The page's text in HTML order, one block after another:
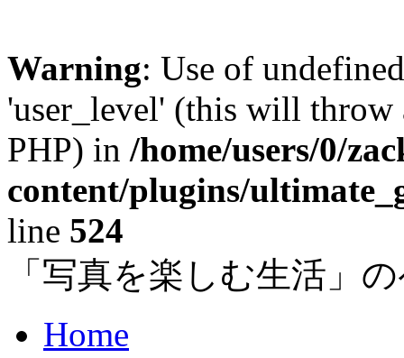
Warning: Use of
'user_level' (this will
PHP) in /home/users/0/
content/plugins/
line 524
「写真を楽しむ生活」
Home